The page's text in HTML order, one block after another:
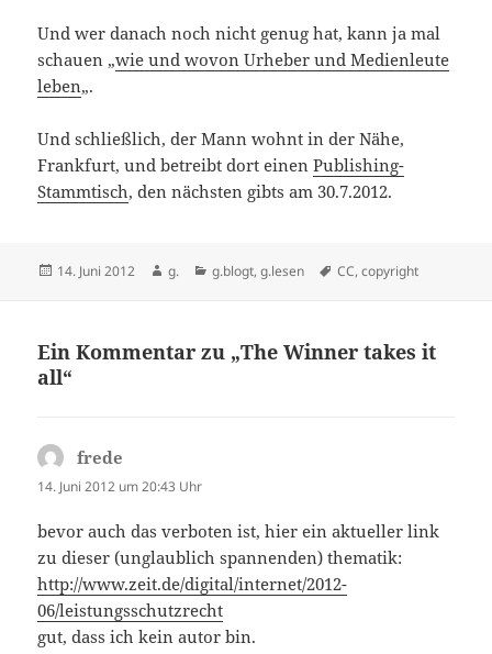
Und wer danach noch nicht genug hat, kann ja mal
schauen „wie und wovon Urheber und Medienleute
leben„.
Und schließlich, der Mann wohnt in der Nähe,
Frankfurt, und betreibt dort einenPublishing-
Stammtisch, den nächsten gibts am 30.7.2012.
Veröffentlicht
14. Juni 2012 Autor
g. Kategorien
g.blogt,g.lesen Schlagwörter
CC,copyright
Ein Kommentar zu „The Winner takes it
all“
frede
14. Juni 2012 um 20:43 Uhr
bevor auch das verboten ist, hier ein aktueller link
zu dieser (unglaublich spannenden) thematik:
http://www.zeit.de/digital/internet/2012-
06/leistungsschutzrecht
gut, dass ich kein autor bin.